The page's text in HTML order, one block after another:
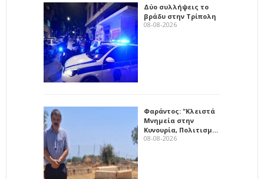
Δύο συλλήψεις το
βράδυ στην Τρίπολη
08-08-2026
Φαράντος: "Κλειστά
Μνημεία στην
Κυνουρία, Πολιτισμ…
08-08-2026